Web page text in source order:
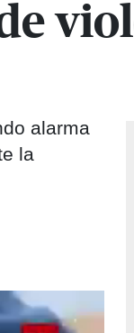
alarma
la